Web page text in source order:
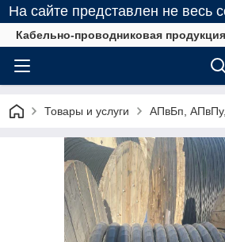
На сайте представлен не весь
Кабельно-проводниковая
Товары и услуги АПвБп, АПвПу,